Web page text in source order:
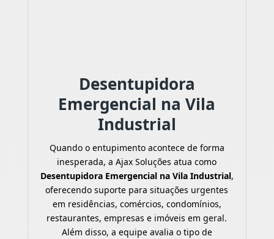
Desentupidora
Emergencial na Vila
Industrial
Quando o entupimento acontece de forma
inesperada, a Ajax Soluções atua como
Desentupidora Emergencial na Vila Industrial,
oferecendo suporte para situações urgentes
em residências, comércios, condomínios,
restaurantes, empresas e imóveis em geral.
Além disso, a equipe avalia o tipo de